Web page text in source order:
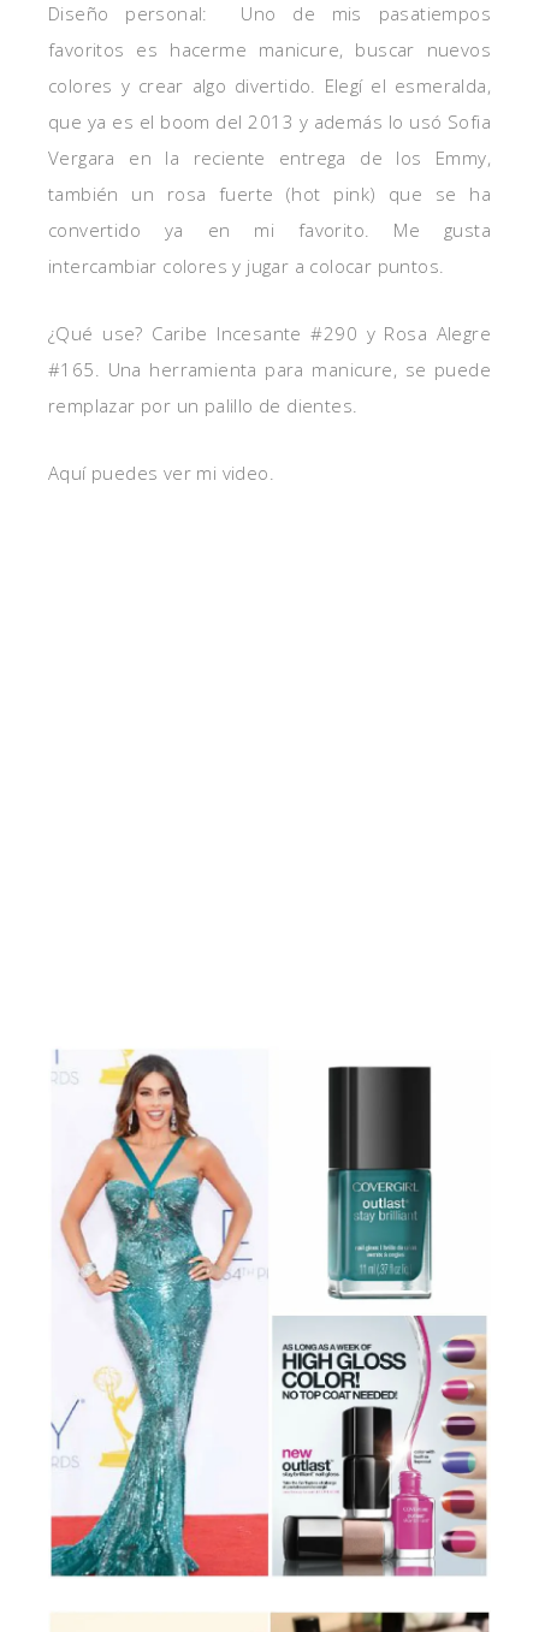
Diseño personal: Uno de mis pasatiempos
favoritos es hacerme manicure, buscar nuevos
colores y crear algo divertido. Elegí el esmeralda,
que ya es el boom del 2013 y además lo usó Sofia
Vergara en la reciente entrega de los Emmy,
también un rosa fuerte (hot pink) que se ha
convertido ya en mi favorito. Me gusta
intercambiar colores y jugar a colocar puntos.
¿Qué use? Caribe Incesante #290 y Rosa Alegre
#165. Una herramienta para manicure, se puede
remplazar por un palillo de dientes.
Aquí puedes ver mi video.